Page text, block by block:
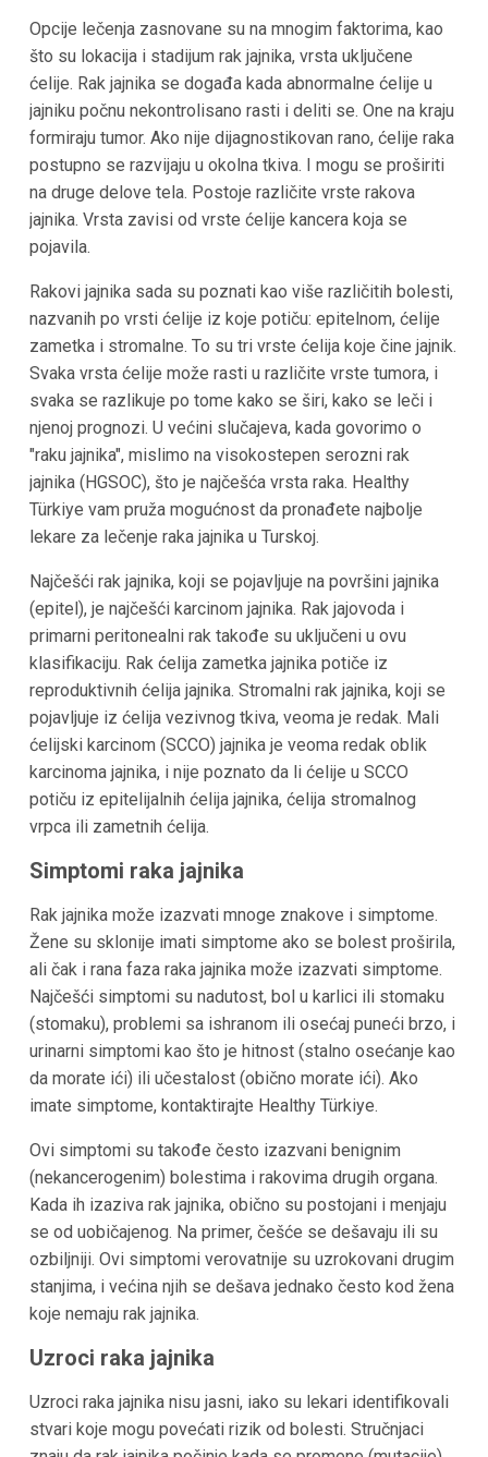
Opcije lečenja zasnovane su na mnogim faktorima, kao
što su lokacija i stadijum rak jajnika, vrsta uključene
ćelije. Rak jajnika se događa kada abnormalne ćelije u
jajniku počnu nekontrolisano rasti i deliti se. One na kraju
formiraju tumor. Ako nije dijagnostikovan rano, ćelije raka
postupno se razvijaju u okolna tkiva. I mogu se proširiti
na druge delove tela. Postoje različite vrste rakova
jajnika. Vrsta zavisi od vrste ćelije kancera koja se
pojavila.
Rakovi jajnika sada su poznati kao više različitih bolesti,
nazvanih po vrsti ćelije iz koje potiču: epitelnom, ćelije
zametka i stromalne. To su tri vrste ćelija koje čine jajnik.
Svaka vrsta ćelije može rasti u različite vrste tumora, i
svaka se razlikuje po tome kako se širi, kako se leči i
njenoj prognozi. U većini slučajeva, kada govorimo o
"raku jajnika", mislimo na visokostepen serozni rak
jajnika (HGSOC), što je najčešća vrsta raka. Healthy
Türkiye vam pruža mogućnost da pronađete najbolje
lekare za lečenje raka jajnika u Turskoj.
Najčešći rak jajnika, koji se pojavljuje na površini jajnika
(epitel), je najčešći karcinom jajnika. Rak jajovoda i
primarni peritonealni rak takođe su uključeni u ovu
klasifikaciju. Rak ćelija zametka jajnika potiče iz
reproduktivnih ćelija jajnika. Stromalni rak jajnika, koji se
pojavljuje iz ćelija vezivnog tkiva, veoma je redak. Mali
ćelijski karcinom (SCCO) jajnika je veoma redak oblik
karcinoma jajnika, i nije poznato da li ćelije u SCCO
potiču iz epitelijalnih ćelija jajnika, ćelija stromalnog
vrpca ili zametnih ćelija.
Simptomi raka jajnika
Rak jajnika može izazvati mnoge znakove i simptome.
Žene su sklonije imati simptome ako se bolest proširila,
ali čak i rana faza raka jajnika može izazvati simptome.
Najčešći simptomi su nadutost, bol u karlici ili stomaku
(stomaku), problemi sa ishranom ili osećaj puneći brzo, i
urinarni simptomi kao što je hitnost (stalno osećanje kao
da morate ići) ili učestalost (obično morate ići). Ako
imate simptome, kontaktirajte Healthy Türkiye.
Ovi simptomi su takođe često izazvani benignim
(nekancerogenim) bolestima i rakovima drugih organa.
Kada ih izaziva rak jajnika, obično su postojani i menjaju
se od uobičajenog. Na primer, češće se dešavaju ili su
ozbiljniji. Ovi simptomi verovatnije su uzrokovani drugim
stanjima, i većina njih se dešava jednako često kod žena
koje nemaju rak jajnika.
Uzroci raka jajnika
Uzroci raka jajnika nisu jasni, iako su lekari identifikovali
stvari koje mogu povećati rizik od bolesti. Stručnjaci